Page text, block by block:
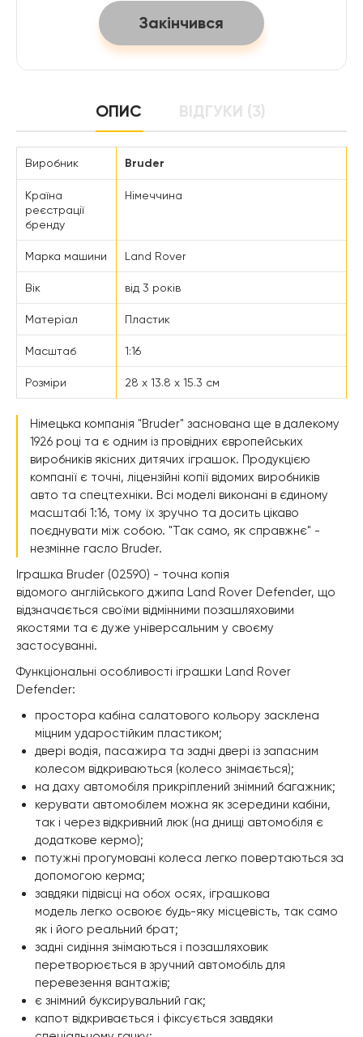
Закінчився
ОПИС ВІДГУКИ (3)
Виробник Bruder
Країна
реєстрації
бренду
Німеччина
Марка машини Land Rover
Вік від 3 років
Матеріал Пластик
Масштаб 1:16
Розміри 28 x 13.8 x 15.3 см
Німецька компанія "Bruder" заснована ще в далекому
1926 році та є одним із провідних європейських
виробників якісних дитячих іграшок. Продукцією
компанії є точні, ліцензійні копії відомих виробників
авто та спецтехніки. Всі моделі виконані в єдиному
масштабі 1:16, тому їх зручно та досить цікаво
поєднувати між собою. "Так само, як справжнє" -
незмінне гасло Bruder.
Іграшка Bruder (02590) - точна копія
відомого англійського джипа Land Rover Defender, що
відзначається своїми відмінними позашляховими
якостями та є дуже універсальним у своєму
застосуванні.
Функціональні особливості іграшки Land Rover
Defender:
простора кабіна салатового кольору засклена
міцним ударостійким пластиком;
двері водія, пасажира та задні двері із запасним
колесом відкриваються (колесо знімається);
на даху автомобіля прикріплений знімний багажник;
керувати автомобілем можна як зсередини кабіни,
так і через відкривний люк (на днищі автомобіля є
додаткове кермо);
потужні прогумовані колеса легко повертаються за
допомогою керма;
завдяки підвісці на обох осях, іграшкова
модель легко освоює будь-яку місцевість, так само
як і його реальний брат;
задні сидіння знімаються і позашляховик
перетворюється в зручний автомобіль для
перевезення вантажів;
є знімний буксирувальний гак;
капот відкривається і фіксується завдяки